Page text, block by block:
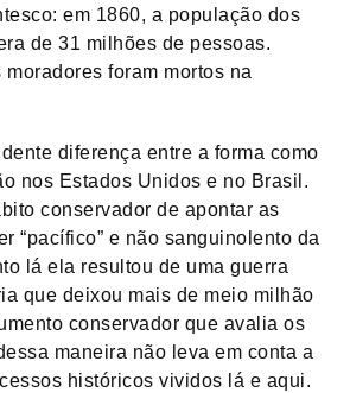
em 1860, a população dos
de 31 milhões de pessoas.
foram mortos na
diferença entre a forma como
nos Estados Unidos e no Brasil.
conservador de apontar as
“pacífico” e não sanguinolento da
lá ela resultou de uma guerra
que deixou mais de meio milhão
conservador que avalia os
maneira não leva em conta a
históricos vividos lá e aqui.